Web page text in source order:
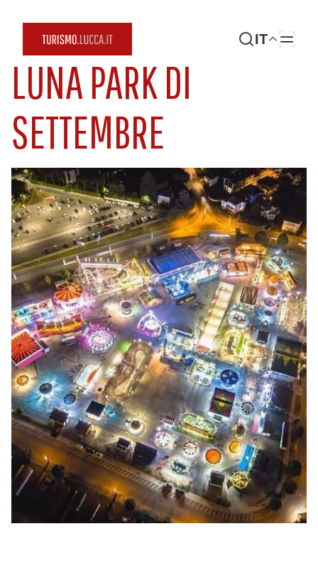
IT
LUNA PARK DI
SETTEMBRE